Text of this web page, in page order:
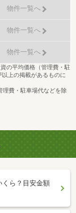
物件一覧へ
物件一覧へ
物件一覧へ
の平均価格（管理費・駐
上の掲載があるものに
理費・駐車場代などを除
くら？目安金額